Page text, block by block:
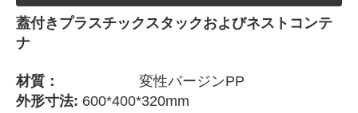
蓋付きプラスチックスタックおよびネストコンテ
ナ
材質： 変性バージンPP
外形寸法: 600*400*320mm